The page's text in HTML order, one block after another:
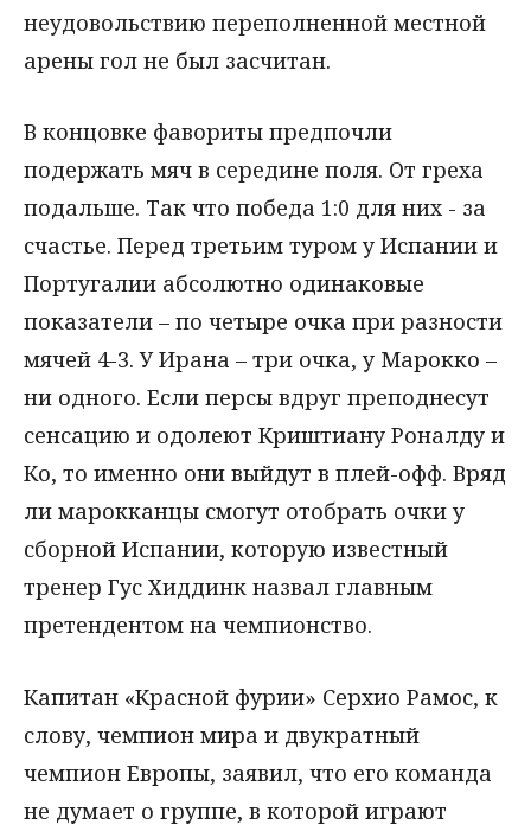
неудовольствию переполненной местной
арены гол не был засчитан.
В концовке фавориты предпочли
подержать мяч в середине поля. От греха
подальше. Так что победа 1:0 для них - за
счастье. Перед третьим туром у Испании и
Португалии абсолютно одинаковые
показатели – по четыре очка при разности
мячей 4-3. У Ирана – три очка, у Марокко –
ни одного. Если персы вдруг преподнесут
сенсацию и одолеют Криштиану Роналду и
Ко, то именно они выйдут в плей-офф. Вряд
ли марокканцы смогут отобрать очки у
сборной Испании, которую известный
тренер Гус Хиддинк назвал главным
претендентом на чемпионство.
Капитан «Красной фурии» Серхио Рамос, к
слову, чемпион мира и двукратный
чемпион Европы, заявил, что его команда
не думает о группе, в которой играют